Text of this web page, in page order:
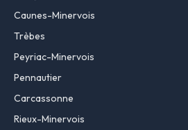
Caunes-Minervois
Trèbes
Peyriac-Minervois
Pennautier
Carcassonne
Rieux-Minervois